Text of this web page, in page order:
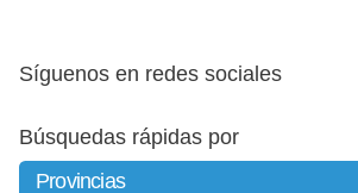
Síguenos en redes sociales
Búsquedas rápidas por